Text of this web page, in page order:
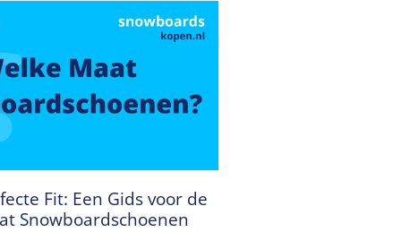
Fit: Een Gids voor de
Snowboardschoenen